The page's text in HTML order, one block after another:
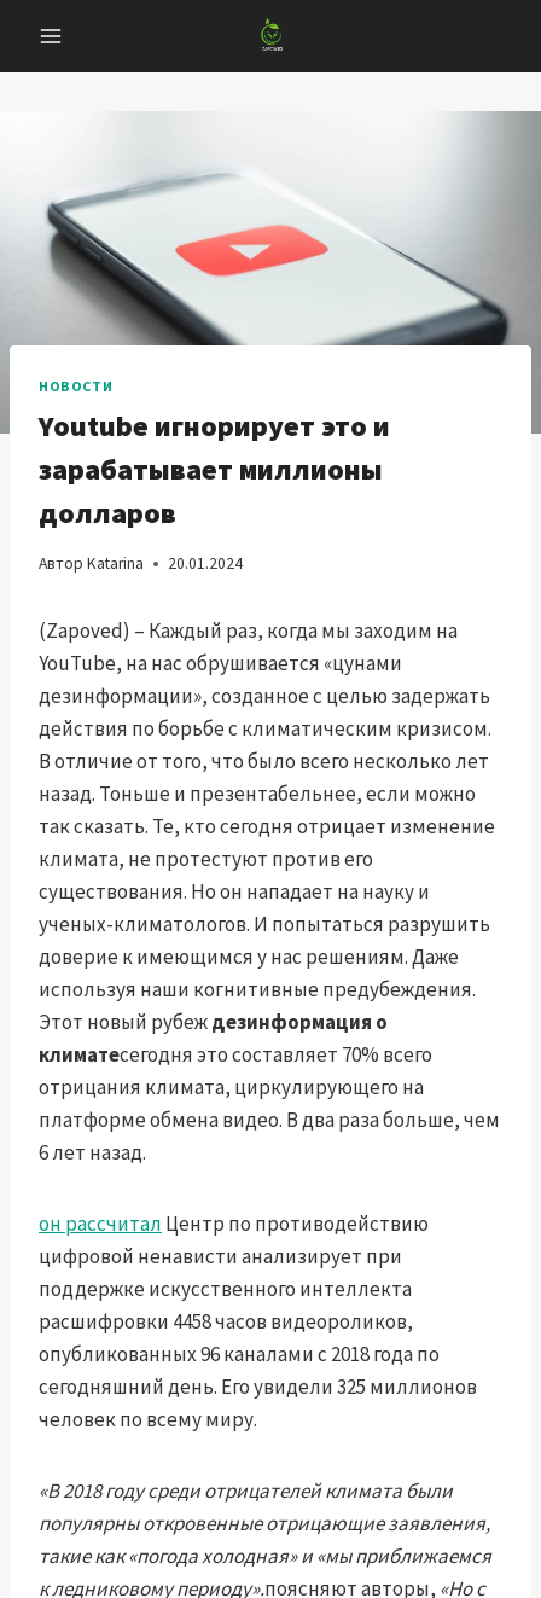
содержанию
НОВОСТИ
Youtube игнорирует это и
зарабатывает миллионы
долларов
Автор Katarina 20.01.2024
(Zapoved) – Каждый раз, когда мы заходим на
YouTube, на нас обрушивается «цунами
дезинформации», созданное с целью задержать
действия по борьбе с климатическим кризисом.
В отличие от того, что было всего несколько лет
назад. Тоньше и презентабельнее, если можно
так сказать. Те, кто сегодня отрицает изменение
климата, не протестуют против его
существования. Но он нападает на науку и
ученых-климатологов. И попытаться разрушить
доверие к имеющимся у нас решениям. Даже
используя наши когнитивные предубеждения.
Этот новый рубеждезинформация о
климатесегодня это составляет 70% всего
отрицания климата, циркулирующего на
платформе обмена видео. В два раза больше, чем
6 лет назад.
он рассчитал Центр по противодействию
цифровой ненависти анализирует при
поддержке искусственного интеллекта
расшифровки 4458 часов видеороликов,
опубликованных 96 каналами с 2018 года по
сегодняшний день. Его увидели 325 миллионов
человек по всему миру.
«В 2018 году среди отрицателей климата были
популярны откровенные отрицающие заявления,
такие как «погода холодная» и «мы приближаемся
к ледниковому периоду».поясняют авторы, «Но с